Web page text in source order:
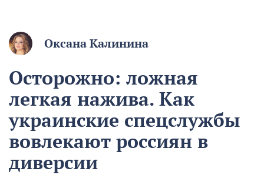
Оксана Калинина
Осторожно: ложная
легкая нажива. Как
украинские спецслужбы
вовлекают россиян в
диверсии